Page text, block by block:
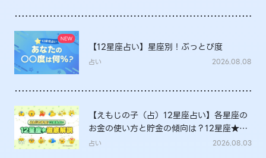
【12星座占い】星座別！ぶっとび度
占い 2026.08.08
【えもじの子（占）12星座占い】各星座の
お金の使い方と貯金の傾向は？12星座★徹
底解説
占い 2026.08.03